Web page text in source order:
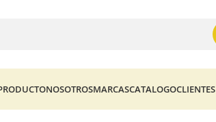
NOSOTROSMARCASCATALOGOCLIENTES